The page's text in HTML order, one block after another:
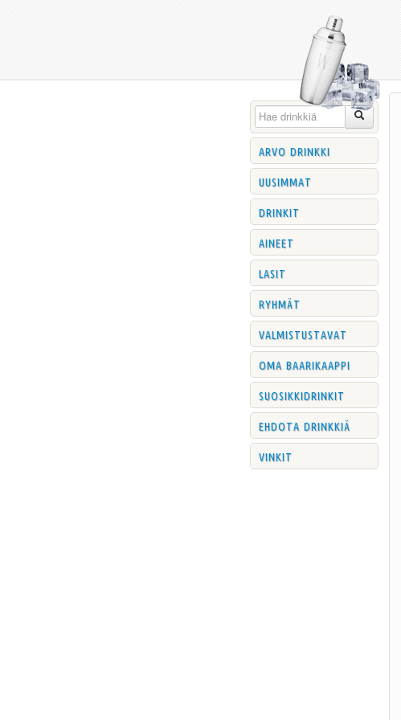
arvo drinkki
uusimmat
drinkit
aineet
lasit
ryhmät
valmistustavat
oma baarikaappi
suosikkidrinkit
ehdota drinkkiä
vinkit